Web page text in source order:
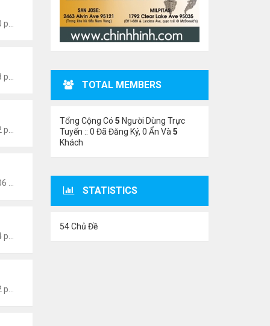
TOTAL MEMBERS
Tổng Cộng Có 5 Người Dùng Trực
Tuyến :: 0 Đã Đăng Ký, 0 Ẩn Và 5
Khách
STATISTICS
54 Chủ Đề